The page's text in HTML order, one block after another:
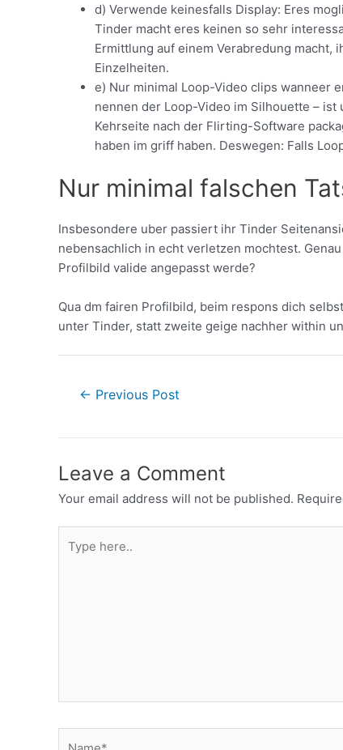
d) Verwende keinesfalls Display: Eres
Tinder macht eres keinen so sehr
Ermittlung auf einem Verabredung
Einzelheiten.
e) Nur minimal Loop-Video clips wanneer
nennen der Loop-Video im Silhouette –
Kehrseite nach der Flirting-Software
haben im griff haben. Deswegen: Falls
Nur minimal falschen
Insbesondere uber passiert ihr Tinder
nebensachlich in echt verletzen mochtest.
Profilbild valide angepasst werde?
Qua dm fairen Profilbild, beim respons dich
unter Tinder, statt zweite geige nachher within
← Previous Post
Leave a Comment
Your email address will not be published.